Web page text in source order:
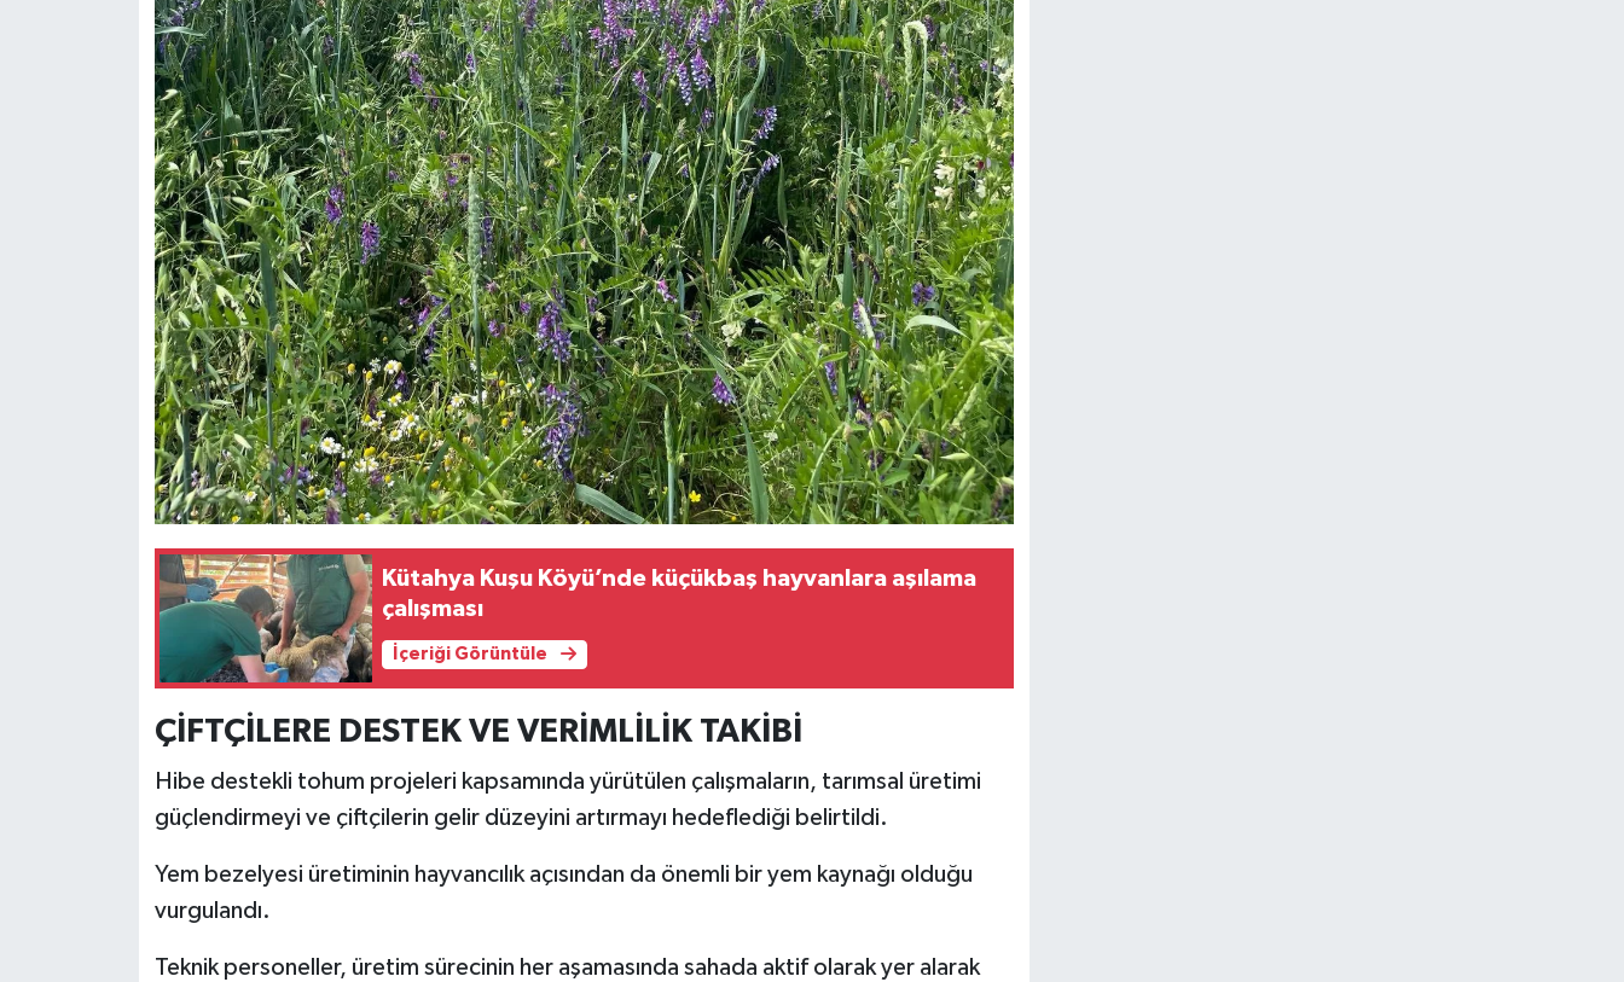
Kütahya Kuşu Köyü’nde küçükbaş hayvanlara aşılama
çalışması
İçeriği Görüntüle
ÇİFTÇİLERE DESTEK VE VERİMLİLİK TAKİBİ
Hibe destekli tohum projeleri kapsamında yürütülen çalışmaların, tarımsal üretimi
güçlendirmeyi ve çiftçilerin gelir düzeyini artırmayı hedeflediği belirtildi.
Yem bezelyesi üretiminin hayvancılık açısından da önemli bir yem kaynağı olduğu
vurgulandı.
Teknik personeller, üretim sürecinin her aşamasında sahada aktif olarak yer alarak